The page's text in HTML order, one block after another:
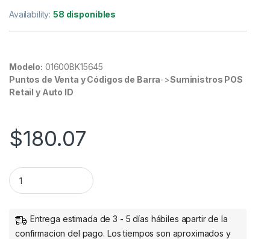
Availability:58 disponibles
Modelo: 01600BK15645
Puntos de Venta y Códigos de Barra->Suministros POS
Retail y Auto ID
$180.07
CERA RIBBON 156MMX450M 1600 ECONOMY WAX 25MM
Entrega estimada de 3 - 5 días hábiles apartir de la
confirmacion del pago. Los tiempos son aproximados y